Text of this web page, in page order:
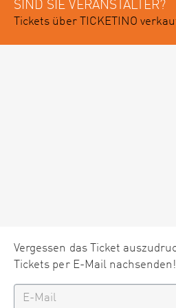
SIND SIE VERANSTALTER?
Tickets über TICKETINO
Vergessen das Ticket
Tickets per E-Mail nachsenden!